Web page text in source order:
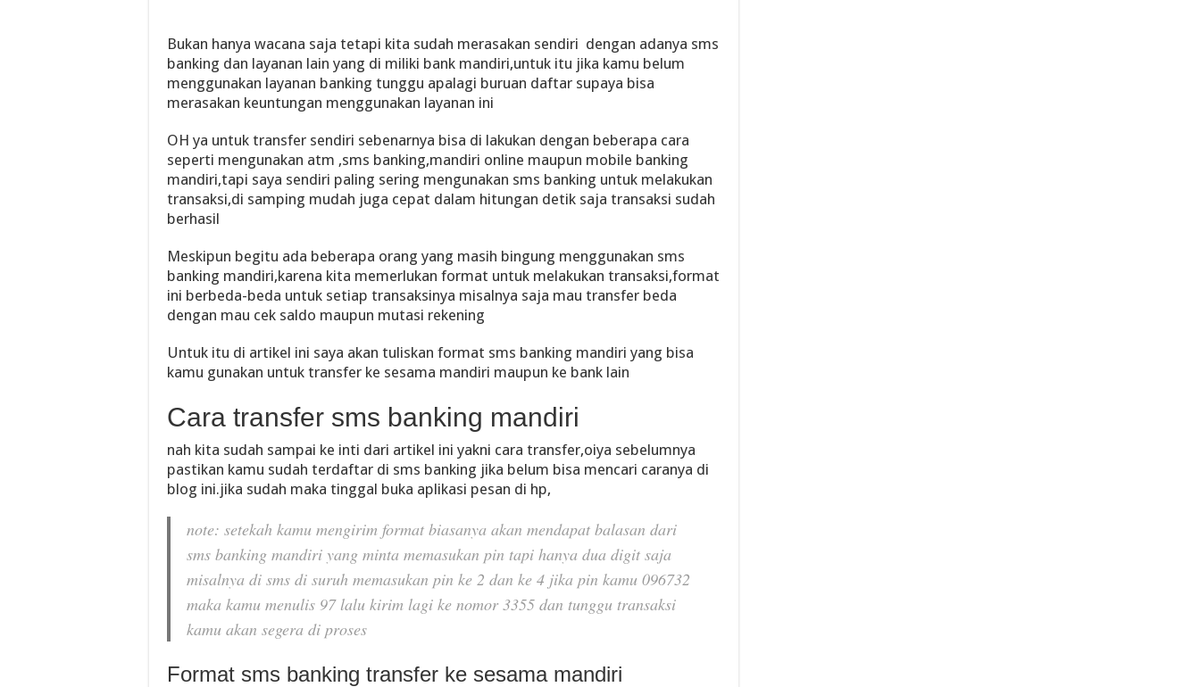
Bukan hanya wacana saja tetapi kita sudah merasakan sendiri dengan adanya sms
banking dan layanan lain yang di miliki bank mandiri,untuk itu jika kamu belum
menggunakan layanan banking tunggu apalagi buruan daftar supaya bisa
merasakan keuntungan menggunakan layanan ini
OH ya untuk transfer sendiri sebenarnya bisa di lakukan dengan beberapa cara
seperti mengunakan atm ,sms banking,mandiri online maupun mobile banking
mandiri,tapi saya sendiri paling sering mengunakan sms banking untuk melakukan
transaksi,di samping mudah juga cepat dalam hitungan detik saja transaksi sudah
berhasil
Meskipun begitu ada beberapa orang yang masih bingung menggunakan sms
banking mandiri,karena kita memerlukan format untuk melakukan transaksi,format
ini berbeda-beda untuk setiap transaksinya misalnya saja mau transfer beda
dengan mau cek saldo maupun mutasi rekening
Untuk itu di artikel ini saya akan tuliskan format sms banking mandiri yang bisa
kamu gunakan untuk transfer ke sesama mandiri maupun ke bank lain
Cara transfer sms banking mandiri
nah kita sudah sampai ke inti dari artikel ini yakni cara transfer,oiya sebelumnya
pastikan kamu sudah terdaftar di sms banking jika belum bisa mencari caranya di
blog ini.jika sudah maka tinggal buka aplikasi pesan di hp,
note: setekah kamu mengirim format biasanya akan mendapat balasan dari
sms banking mandiri yang minta memasukan pin tapi hanya dua digit saja
misalnya di sms di suruh memasukan pin ke 2 dan ke 4 jika pin kamu 096732
maka kamu menulis 97 lalu kirim lagi ke nomor 3355 dan tunggu transaksi
kamu akan segera di proses
Format sms banking transfer ke sesama mandiri